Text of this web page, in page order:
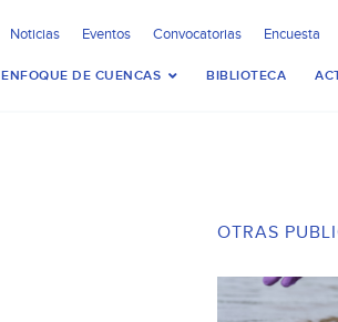
Noticias Eventos Convocatorias Encuesta
ENFOQUE DE CUENCAS BIBLIOTECA
OTRAS